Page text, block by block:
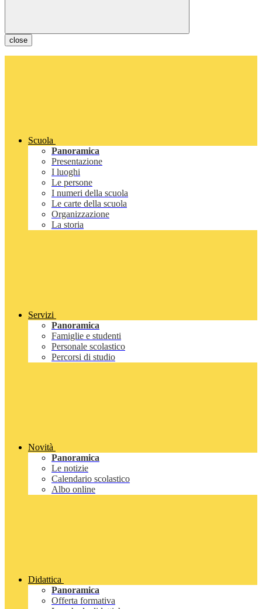
close
Scuola
Panoramica
Presentazione
I luoghi
Le persone
I numeri della scuola
Le carte della scuola
Organizzazione
La storia
Servizi
Panoramica
Famiglie e studenti
Personale scolastico
Percorsi di studio
Novità
Panoramica
Le notizie
Calendario scolastico
Albo online
Didattica
Panoramica
Offerta formativa